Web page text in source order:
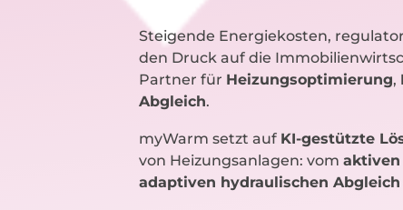
Steigende Energiekosten,
den Druck auf die
Partner für Heizungsoptimierung,
Abgleich.
myWarm setzt auf KI-gestützte
von Heizungsanlagen: vom
adaptiven hydraulischen Abgleich